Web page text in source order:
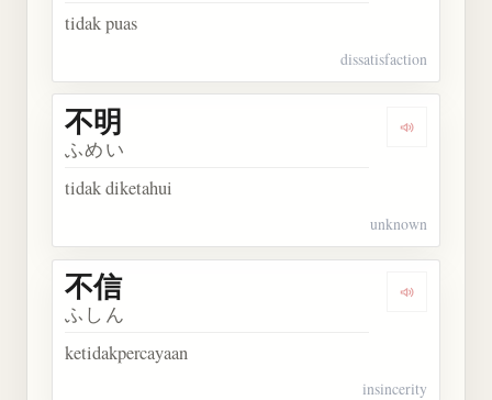
tidak puas
dissatisfaction
Dengarkan
不明
ふめい
tidak diketahui
unknown
Dengarkan
不信
ふしん
ketidakpercayaan
insincerity